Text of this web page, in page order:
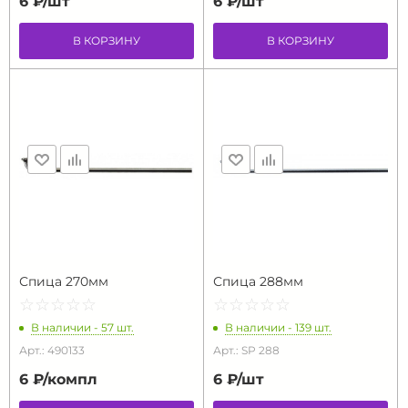
В КОРЗИНУ В КОРЗИНУ
Спица 270мм
☆ ☆ ☆ ☆ ☆
★ ★ ★ ★ ★
В наличии - 57 шт.
Арт.: 490133
6 ₽/компл
Спица 288мм
☆ ☆ ☆ ☆ ☆
★ ★ ★ ★ ★
В наличии - 139 шт.
Арт.: SP 288
6 ₽/шт